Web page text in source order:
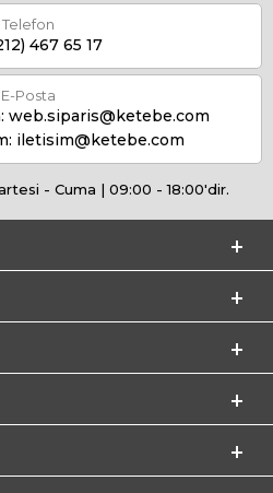
Telefon
467 65 17
E-Posta
web.siparis@ketebe.com
iletisim@ketebe.com
- Cuma | 09:00 - 18:00'dir.